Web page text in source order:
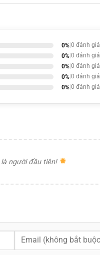
0%| 0 đánh giá
0%| 0 đánh giá
0%| 0 đánh giá
0%| 0 đánh giá
0%| 0 đánh giá
người đầu tiên!